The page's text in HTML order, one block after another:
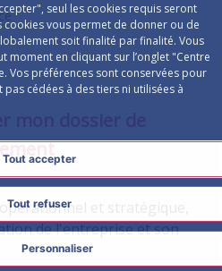
seul les cookies requis seront
cookies vous permet de donner ou de
soit finalité par finalité. Vous
moment en cliquant sur l’onglet "Centre
Vos préférences sont conservées pour
cédées à des tiers ni utilisées à
Tout accepter
Tout refuser
Personnaliser
et stratégique,
de l'entreprise et son